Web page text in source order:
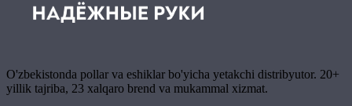
O'zbekistonda pollar va eshiklar bo'yicha yetakchi distribyutor. 20+
yillik tajriba, 23 xalqaro brend va mukammal xizmat.